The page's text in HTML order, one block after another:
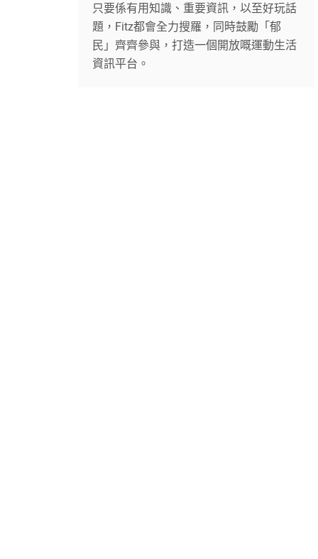
只要係有用知識、重要資訊，以至好玩話
題，Fitz都會全力搜羅，同時鼓勵「郁
民」齊齊參與，打造一個開放嘅運動生活
資訊平台。